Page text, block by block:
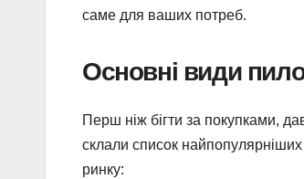
саме для ваших потреб.
Основні види
Перш ніж бігти за покупками,
склали список
ринку: